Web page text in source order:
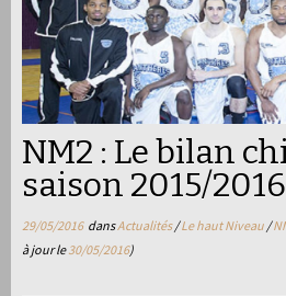
NM2 : Le bilan
saison 2015/2016
29/05/2016dansActualités/Le haut Niveau /
à jour le30/05/2016)